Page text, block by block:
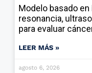
Modelo basado
resonancia,
para evaluar
LEER MÁS »
agosto 6, 2026